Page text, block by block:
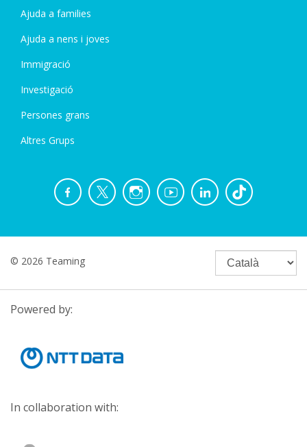
Ajuda a families
Ajuda a nens i joves
Immigració
Investigació
Persones grans
Altres Grups
© 2026 Teaming
Powered by:
In collaboration with: